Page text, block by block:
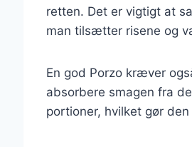
retten. Det er vigtigt at
man tilsætter risene og
En god Porzo kræver
absorbere smagen fra
portioner, hvilket gør